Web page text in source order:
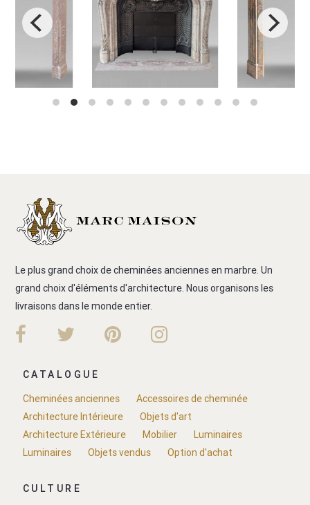
Le plus grand choix de cheminées anciennes en marbre. Un
grand choix d'éléments d'architecture. Nous organisons les
livraisons dans le monde entier.
CATALOGUE
Cheminées anciennes
Accessoires de cheminée
Architecture Intérieure
Objets d'art
Architecture Extérieure
Mobilier
Luminaires
Luminaires
Objets vendus Option d'achat
CULTURE